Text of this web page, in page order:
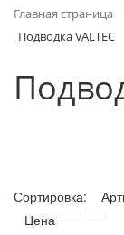
ИНТЕРЬЕР
Главная страница
Подводка VALTEC
Сортировка:
Цена